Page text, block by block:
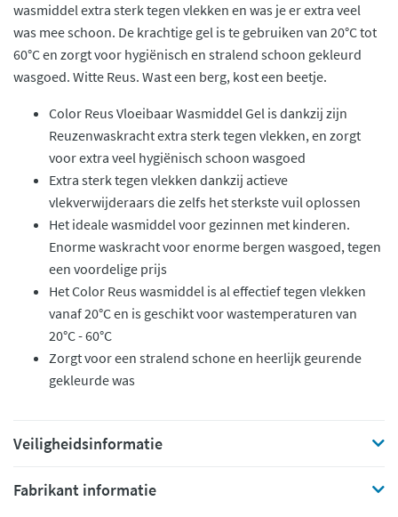
wasmiddel extra sterk tegen vlekken en was je er extra veel
was mee schoon. De krachtige gel is te gebruiken van 20°C tot
60°C en zorgt voor hygiënisch en stralend schoon gekleurd
wasgoed. Witte Reus. Wast een berg, kost een beetje.
Color Reus Vloeibaar Wasmiddel Gel is dankzij zijn
Reuzenwaskracht extra sterk tegen vlekken, en zorgt
voor extra veel hygiënisch schoon wasgoed
Extra sterk tegen vlekken dankzij actieve
vlekverwijderaars die zelfs het sterkste vuil oplossen
Het ideale wasmiddel voor gezinnen met kinderen.
Enorme waskracht voor enorme bergen wasgoed, tegen
een voordelige prijs
Het Color Reus wasmiddel is al effectief tegen vlekken
vanaf 20°C en is geschikt voor wastemperaturen van
20°C - 60°C
Zorgt voor een stralend schone en heerlijk geurende
gekleurde was
Veiligheidsinformatie
Fabrikant informatie